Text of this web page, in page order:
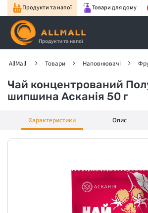
Продукти та напої Товари для дому
Продукти та напої
AllMall Товари Наповнювачі
Чай концентрований
шипшина Асканія 50 г
Характеристики Опис